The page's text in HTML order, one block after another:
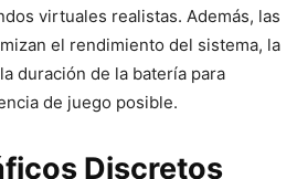
virtuales realistas. Además, las
el rendimiento del sistema, la
duración de la batería para
de juego posible.
Discretos